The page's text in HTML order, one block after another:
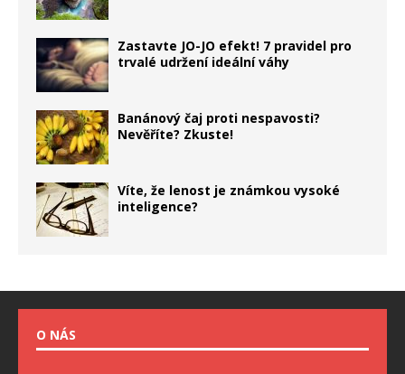
Zastavte JO-JO efekt! 7 pravidel pro
trvalé udržení ideální váhy
Banánový čaj proti nespavosti?
Nevěříte? Zkuste!
Víte, že lenost je známkou vysoké
inteligence?
O NÁS